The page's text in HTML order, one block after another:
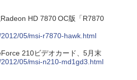
HD 7870 OC版「R7870
05/msi-r7870-hawk.html
210ビデオカード、5月末
05/msi-n210-md1gd3.html